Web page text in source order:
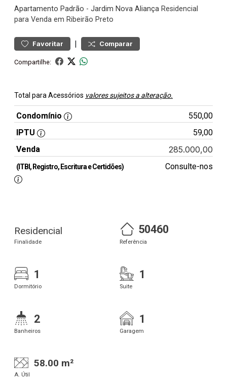
Apartamento Padrão - Jardim Nova Aliança Residencial
para Venda em Ribeirão Preto
Favoritar | Comparar
Compartilhe:
Total para Acessórios valores sujeitos a alteração.
Condomínio
550,00
IPTU
59,00
Venda
285.000,00
(ITBI, Registro, Escritura e Certidões) Consulte-nos
Residencial
Finalidade
50460
Referência
1
Dormitório
1
Suite
2
Banheiros
1
Garagem
58.00 m²
A. Útil